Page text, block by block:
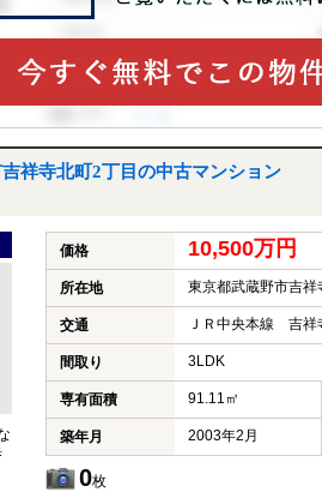
祥寺北町2丁目の中古マンション
価格 10,500万円
所在地 東京都武蔵野市吉祥
交通 ＪＲ中央本線 吉
間取り 3LDK
専有面積 91.11㎡
築年月 2003年2月
0枚